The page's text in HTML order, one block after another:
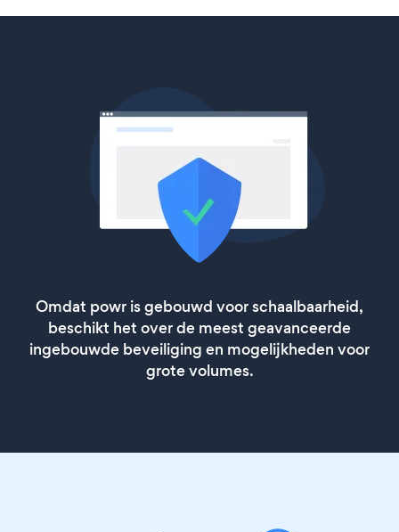
Omdat powr is gebouwd voor schaalbaarheid,
beschikt het over de meest geavanceerde
ingebouwde beveiliging en mogelijkheden voor
grote volumes.